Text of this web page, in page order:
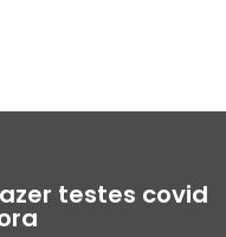
testes covid